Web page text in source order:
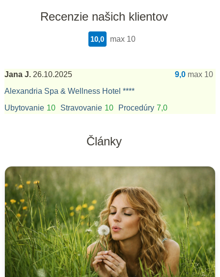
Recenzie našich klientov
max 10
10,0
Jana J. 26.10.2025 9,0 max 10
Alexandria Spa & Wellness Hotel ****
Ubytovanie 10 Stravovanie 10 Procedúry 7,0
Články